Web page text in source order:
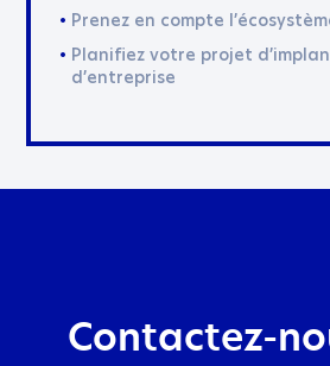
Prenez en compte
Planifiez votre projet
d’entreprise
Contactez-